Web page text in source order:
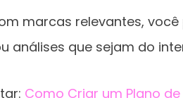
marcas relevantes,
análises que sejam do
Como Criar um Plano